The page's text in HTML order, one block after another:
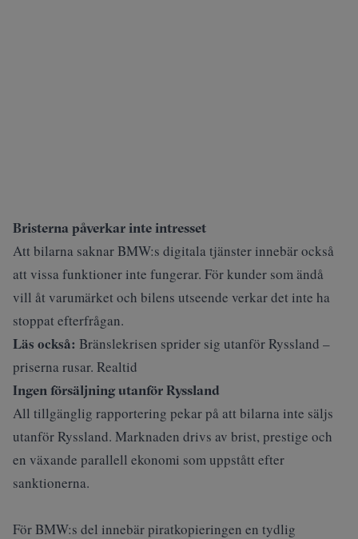
Bristerna påverkar inte intresset
Att bilarna saknar BMW:s digitala tjänster innebär också
att vissa funktioner inte fungerar. För kunder som ändå
vill åt varumärket och bilens utseende verkar det inte ha
stoppat efterfrågan.
Läs också: Bränslekrisen sprider sig utanför Ryssland –
priserna rusar. Realtid
Ingen försäljning utanför Ryssland
All tillgänglig rapportering pekar på att bilarna inte säljs
utanför Ryssland. Marknaden drivs av brist, prestige och
en växande parallell ekonomi som uppstått efter
sanktionerna.
För BMW:s del innebär piratkopieringen en tydlig